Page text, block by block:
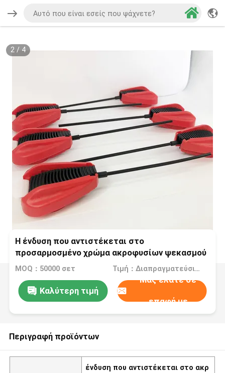
2/ 4
Η ένδυση που αντιστέκεται στο
προσαρμοσμένο χρώμα ακροφυσίων ψεκασμού
αερολύματος PP για το αργίλιο μπορεί
MOQ：50000 σετ Τιμή：Διαπραγματεύσιμα
Καλύτερη τιμή
Μας ελάτε σε
επαφή με
Περιγραφή προϊόντων
ένδυση που αντιστέκεται στο ακρ